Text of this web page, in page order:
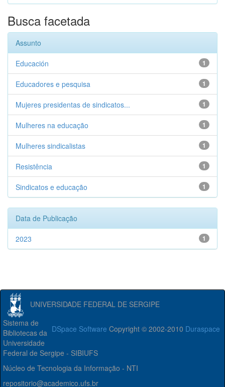
Busca facetada
Assunto
1
Educación
1
Educadores e pesquisa
1
Mujeres presidentas de sindicatos...
1
Mulheres na educação
1
Mulheres sindicalistas
1
Resistência
1
Sindicatos e educação
Data de Publicação
1
2023
UNIVERSIDADE FEDERAL DE SERGIPE
DSpace Software Copyright © 2002-2010 Duraspace
Sistema de
Bibliotecas da
Universidade
Federal de Sergipe - SIBIUFS
Núcleo de Tecnologia da Informação - NTI
repositorio@academico.ufs.br